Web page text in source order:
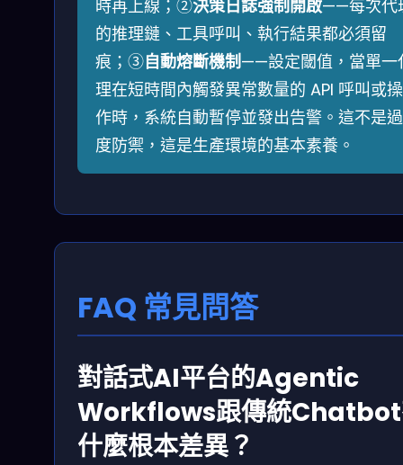
時再上線；②決策日誌強制開啟——每次代
的推理鏈、工具呼叫、執行結果都必須留
痕；③自動熔斷機制——設定閾值，當單一
理在短時間內觸發異常數量的 API 呼叫或操
作時，系統自動暫停並發出告警。這不是過
度防禦，這是生產環境的基本素養。
FAQ 常見問答
對話式AI平台的Agentic
Workflows跟傳統
什麼根本差異？